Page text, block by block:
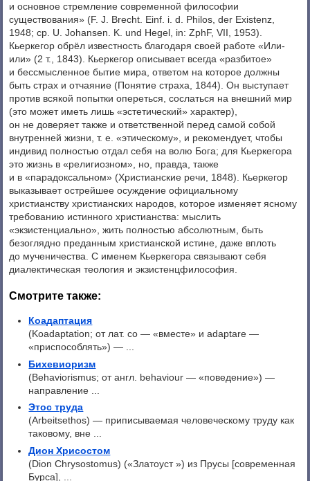
и основное стремление современной философии
существования» (F. J. Brecht. Einf. i. d. Philos, der Existenz,
1948; cp. U. Johansen. K. und Hegel, in: ZphF, VII, 1953).
Кьеркегор обрёл известность благодаря своей работе «Или-
или» (2 т., 1843). Кьеркегор описывает всегда «разбитое»
и бессмысленное бытие мира, ответом на которое должны
быть страх и отчаяние (Понятие страха, 1844). Он выступает
против всякой попытки опереться, сослаться на внешний мир
(это может иметь лишь «эстетический» характер),
он не доверяет также и ответственной перед самой собой
внутренней жизни, т. е. «этическому», и рекомендует, чтобы
индивид полностью отдал себя на волю Бога; для Кьеркегора
это жизнь в «религиозном», но, правда, также
и в «парадоксальном» (Христианские речи, 1848). Кьеркегор
выказывает острейшее осуждение официальному
христианству христианских народов, которое изменяет ясному
требованию истинного христианства: мыслить
«экзистенциально», жить полностью абсолютным, быть
безоглядно преданным христианской истине, даже вплоть
до мученичества. С именем Кьеркегора связывают себя
диалектическая теология и экзистенцфилософия.
Смотрите также:
Коадаптация
(Koadaptation; от лат. со — «вместе» и adaptare —
«приспособлять») — ...
Бихевиоризм
(Behaviorismus; от англ. behaviour — «поведение») —
направление ...
Этос труда
(Arbeitsethos) — приписываемая человеческому труду как
таковому, вне ...
Дион Хрисостом
(Dion Chrysostomus) («Златоуст ») из Прусы [современная
Бурса], ...